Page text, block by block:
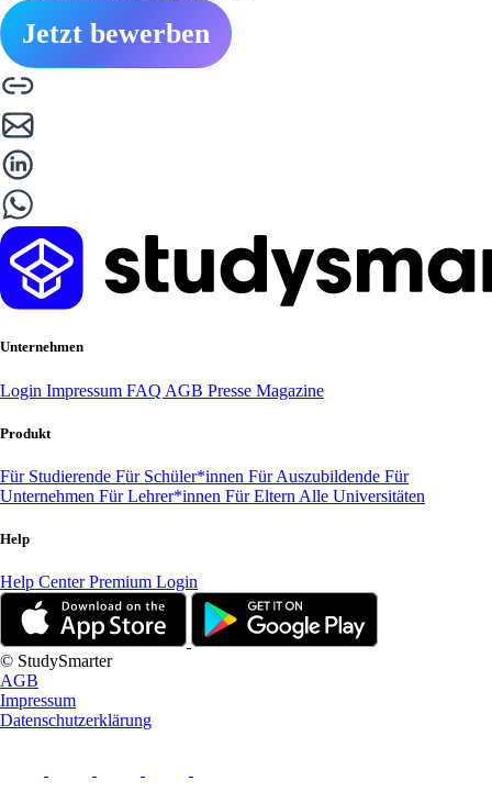
Jetzt bewerben
Unternehmen
Login Impressum FAQ AGB Presse Magazine
Produkt
Für Studierende Für Schüler*innen Für Auszubildende Für
Unternehmen Für Lehrer*innen Für Eltern Alle Universitäten
Help
Help CenterPremium Login
© StudySmarter
AGB
Impressum
Datenschutzerklärung